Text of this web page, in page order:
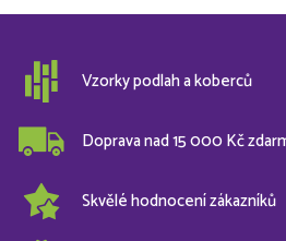
Vzorky podlah a koberců
Doprava nad 15 000 Kč
Skvělé hodnocení zákazníků